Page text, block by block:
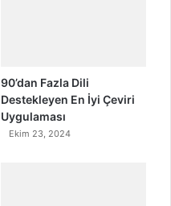
90’dan Fazla Dili
Destekleyen En İyi Çeviri
Uygulaması
Ekim 23, 2024